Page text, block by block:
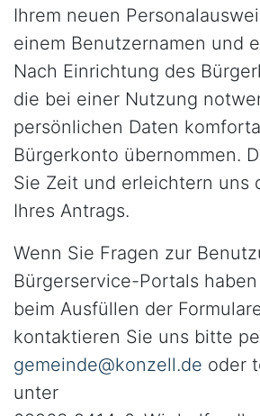
Ihrem neuen
einem Benutzernamen und
Nach Einrichtung des
die bei einer Nutzung
persönlichen Daten
Bürgerkonto übernommen.
Sie Zeit und erleichtern uns
Ihres Antrags.
Wenn Sie Fragen zur
Bürgerservice-Portals
beim Ausfüllen der
kontaktieren Sie uns bitte
gemeinde@konzell.de oder
unter